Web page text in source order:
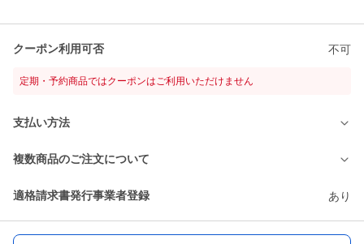
クーポン利用可否 不可
定期・予約商品ではクーポンはご利用いただけません
支払い方法
複数商品のご注文について
適格請求書発行事業者登録 あり